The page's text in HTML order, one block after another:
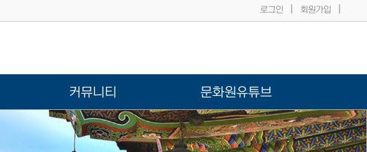
로그인 회원가입
커뮤니티 문화원유튜브